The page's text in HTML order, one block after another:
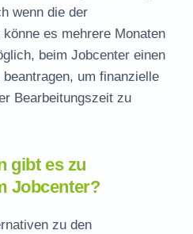
wenn die der
es mehrere Monaten
beim Jobcenter einen
um finanzielle
Bearbeitungszeit zu
gibt es zu
Jobcenter?
zu den